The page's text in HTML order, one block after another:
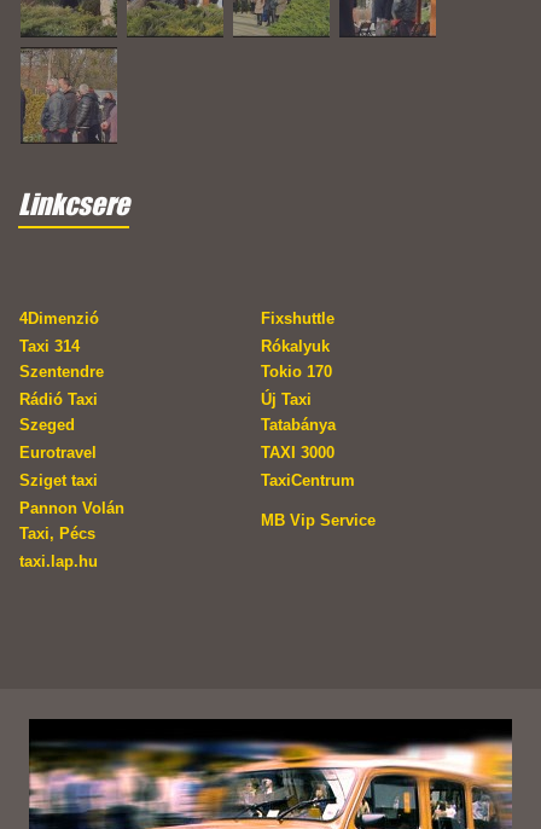
Linkcsere
4Dimenzió
Fixshuttle
Taxi 314
Szentendre
Rókalyuk
Tokio 170
Rádió Taxi
Szeged
Új Taxi
Tatabánya
Eurotravel
TAXI 3000
Sziget taxi
TaxiCentrum
Pannon Volán
Taxi, Pécs
MB Vip Service
taxi.lap.hu